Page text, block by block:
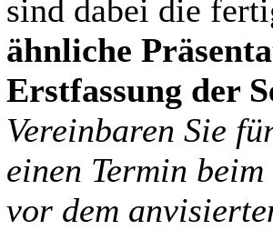
sind dabei die
ähnliche
Erstfassung der
Vereinbaren Sie
einen Termin
vor dem